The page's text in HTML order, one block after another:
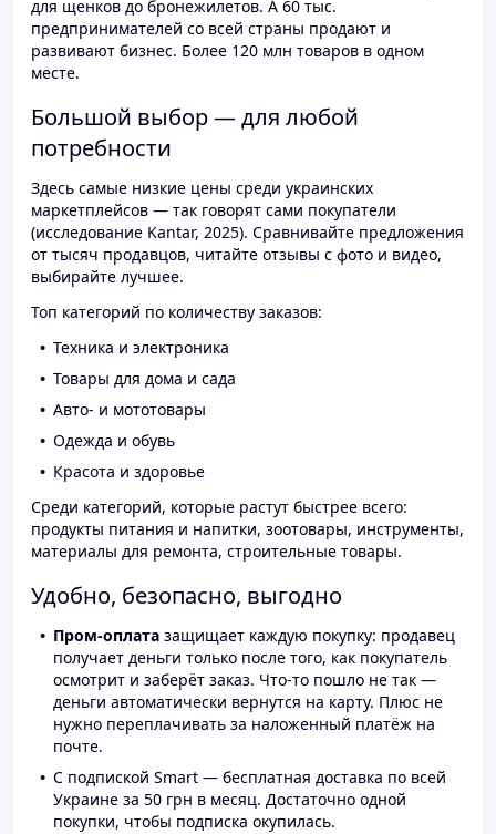
для щенков до бронежилетов. А 60 тыс.
предпринимателей со всей страны продают и
развивают бизнес. Более 120 млн товаров в одном
месте.
Большой выбор — для любой
потребности
Здесь самые низкие цены среди украинских
маркетплейсов — так говорят сами покупатели
(исследование Kantar, 2025). Сравнивайте предложения
от тысяч продавцов, читайте отзывы с фото и видео,
выбирайте лучшее.
Топ категорий по количеству заказов:
Техника и электроника
Товары для дома и сада
Авто- и мототовары
Одежда и обувь
Красота и здоровье
Среди категорий, которые растут быстрее всего:
продукты питания и напитки, зоотовары, инструменты,
материалы для ремонта, строительные товары.
Удобно, безопасно, выгодно
Пром-оплата защищает каждую покупку: продавец
получает деньги только после того, как покупатель
осмотрит и заберёт заказ. Что-то пошло не так —
деньги автоматически вернутся на карту. Плюс не
нужно переплачивать за наложенный платёж на
почте.
С подпиской Smart — бесплатная доставка по всей
Украине за 50 грн в месяц. Достаточно одной
покупки, чтобы подписка окупилась.